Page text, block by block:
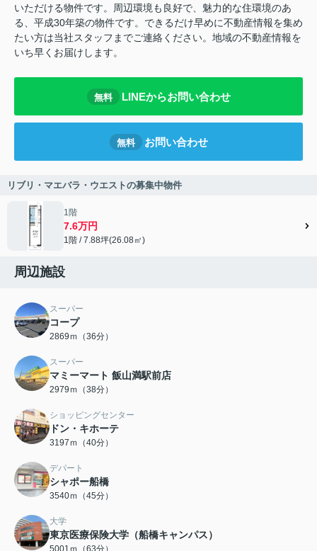
いただける物件です。周辺環境も良好で、魅力的な住環境のあ
る、平成30年築の物件です。できるだけ早めに不動産情報を集め
たい方は当社スタッフまでご連絡ください。地域の不動産情報を
いち早くお届けします。
無料 LINEからお問い合わせ
無料 お問い合わせ
リブリ・マエバラ・ウエストの募集中物件
1階
7.6万円
1階 / 7.88坪(26.08㎡)
周辺施設
スーパー
コープ
2869ｍ（36分）
スーパー
マミーマート 飯山満駅前店
2979ｍ（38分）
ショッピングセンター
ドン・キホーテ
3197ｍ（40分）
デパート
シャポー船橋
3540ｍ（45分）
大学
東京医療保険大学（船橋キャンパス）
5001ｍ（63分）